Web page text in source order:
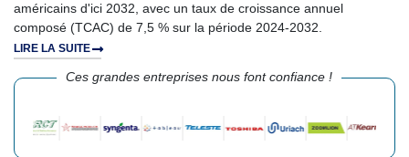
américains d'ici 2032, avec un taux de croissance annuel
composé (TCAC) de 7,5 % sur la période 2024-2032.
LIRE LA SUITE
Ces grandes entreprises nous font confiance !